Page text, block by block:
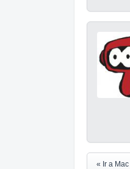
« Ir a Mac